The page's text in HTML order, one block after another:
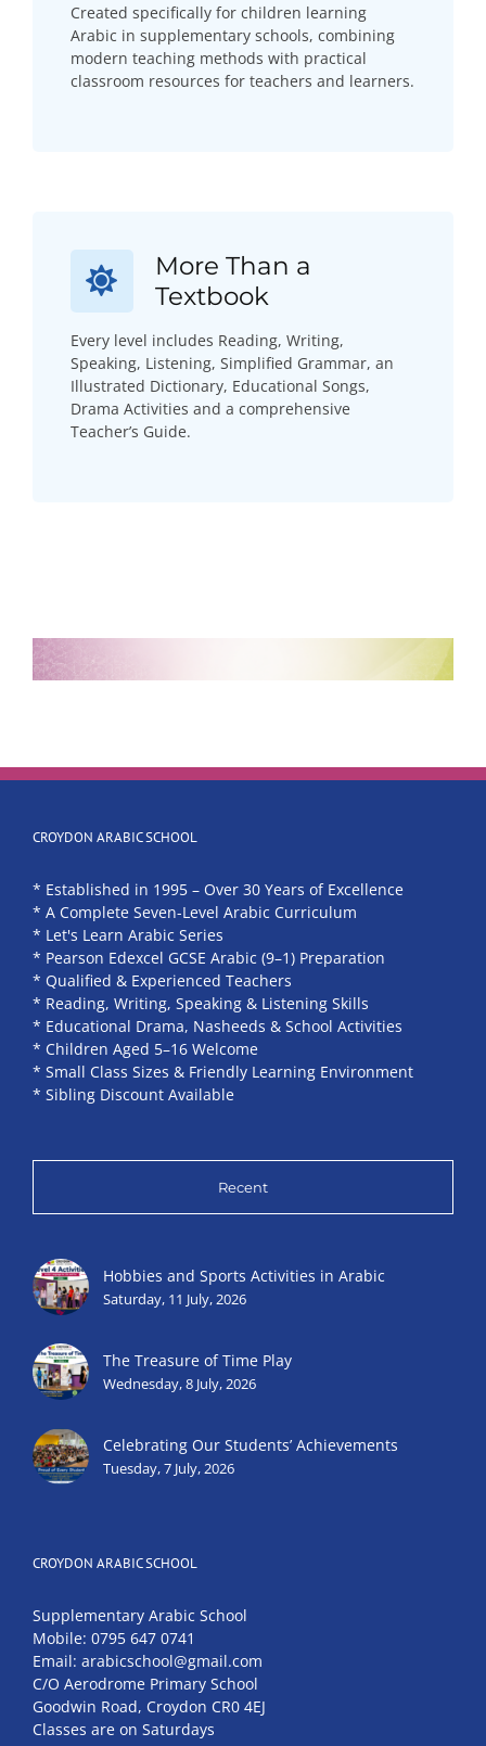
Created specifically for children learning
Arabic in supplementary schools, combining
modern teaching methods with practical
classroom resources for teachers and learners.
More Than a
Textbook
Every level includes Reading, Writing,
Speaking, Listening, Simplified Grammar, an
Illustrated Dictionary, Educational Songs,
Drama Activities and a comprehensive
Teacher’s Guide.
CROYDON ARABIC SCHOOL
* Established in 1995 – Over 30 Years of Excellence
* A Complete Seven-Level Arabic Curriculum
* Let's Learn Arabic Series
* Pearson Edexcel GCSE Arabic (9–1) Preparation
* Qualified & Experienced Teachers
* Reading, Writing, Speaking & Listening Skills
* Educational Drama, Nasheeds & School Activities
* Children Aged 5–16 Welcome
* Small Class Sizes & Friendly Learning Environment
* Sibling Discount Available
Recent
Hobbies and Sports Activities in Arabic
Saturday, 11 July, 2026
The Treasure of Time Play
Wednesday, 8 July, 2026
Celebrating Our Students’ Achievements
Tuesday, 7 July, 2026
CROYDON ARABIC SCHOOL
Supplementary Arabic School
Mobile: 0795 647 0741
Email: arabicschool@gmail.com
C/O Aerodrome Primary School
Goodwin Road, Croydon CR0 4EJ
Classes are on Saturdays